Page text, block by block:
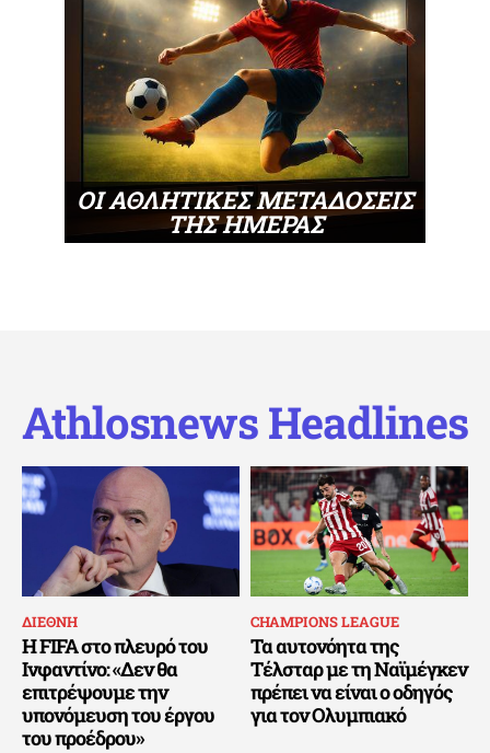
ΟΙ ΑΘΛΗΤΙΚΕΣ ΜΕΤΑΔΟΣΕΙΣ
ΤΗΣ ΗΜΕΡΑΣ
Athlosnews Headlines
ΔΙΕΘΝΗ
Η FIFA στο πλευρό του
Ινφαντίνο: «Δεν θα
επιτρέψουμε την
υπονόμευση του έργου
του προέδρου»
CHAMPIONS LEAGUE
Τα αυτονόητα της
Τέλσταρ με τη Ναϊμέγκεν
πρέπει να είναι ο οδηγός
για τον Ολυμπιακό